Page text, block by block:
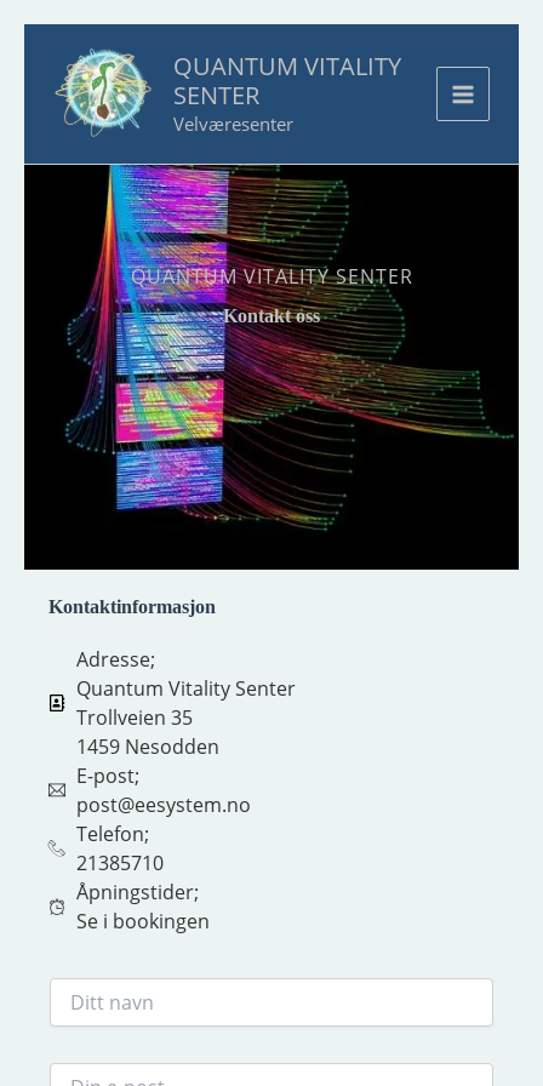
innholdet
QUANTUM VITALITY
SENTER
Velværesenter
QUANTUM VITALITY SENTER
Kontakt oss
D
t
D
Kontaktinformasjon
Adresse;
Quantum Vitality Senter
Trollveien 35
1459 Nesodden
E-post;
post@eesystem.no
Telefon;
21385710
Åpningstider;
Se i bookingen